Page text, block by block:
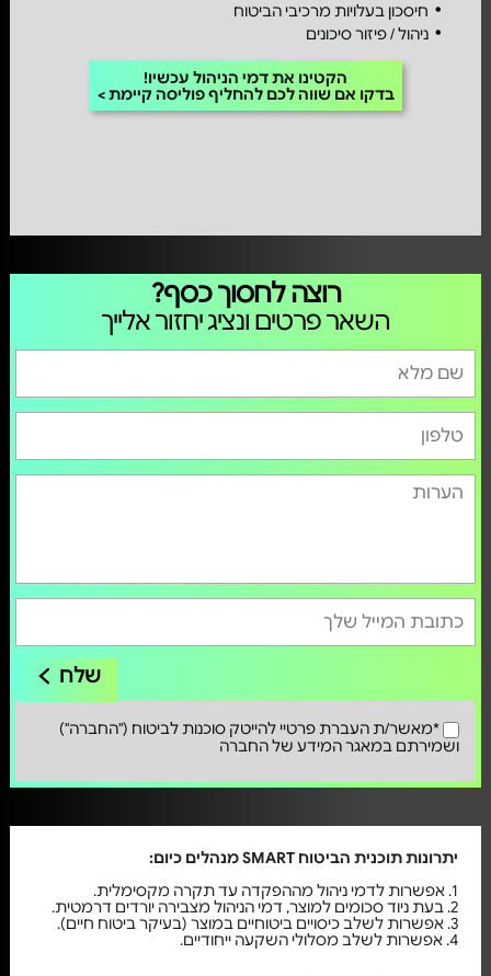
חיסכון בעלויות מרכיבי הביטוח
ניהול / פיזור סיכונים
הקטינו את דמי הניהול עכשיו!
בדקו אם שווה לכם להחליף פוליסה קיימת
רוצה לחסוך כסף?
השאר פרטים ונציג יחזור אלייך
שלח
*מאשר/ת העברת פרטיי להייטק סוכנות לביטוח ("החברה")
ושמירתם במאגר המידע של החברה
יתרונות תוכנית הביטוח SMART מנהלים כיום:
1. אפשרות לדמי ניהול מההפקדה עד תקרה מקסימלית.
2. בעת ניוד סכומים למוצר, דמי הניהול מצבירה יורדים דרמטית.
3. אפשרות לשלב כיסויים ביטוחיים במוצר (בעיקר ביטוח חיים).
4. אפשרות לשלב מסלולי השקעה ייחודיים.